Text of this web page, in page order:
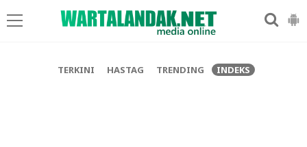
TERKINI HASTAG TRENDING INDEKS